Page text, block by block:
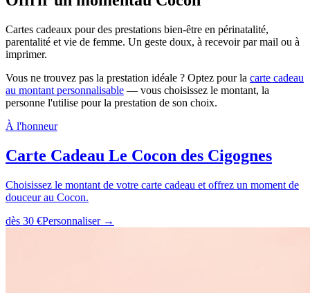
Cartes cadeaux pour des prestations bien-être en périnatalité,
parentalité et vie de femme. Un geste doux, à recevoir par mail ou à
imprimer.
Vous ne trouvez pas la prestation idéale ? Optez pour la carte cadeau
au montant personnalisable — vous choisissez le montant, la
personne l'utilise pour la prestation de son choix.
À l'honneur
Carte Cadeau Le Cocon des Cigognes
Choisissez le montant de votre carte cadeau et offrez un moment de
douceur au Cocon.
dès 30 €Personnaliser →